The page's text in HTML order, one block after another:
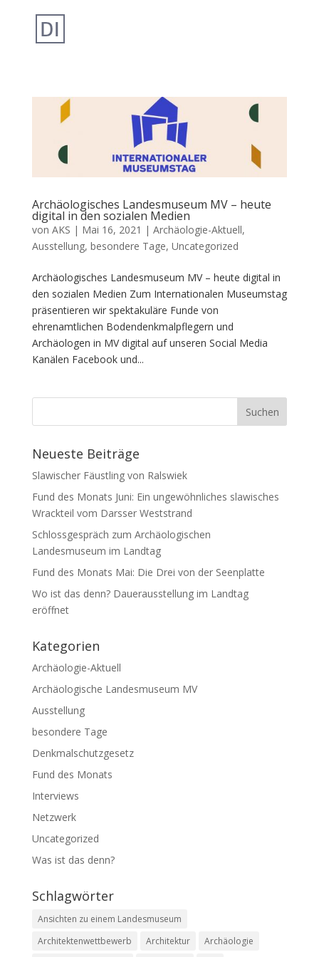
Archäologisches Landesmuseum MV – heute
digital in den sozialen Medien
von AKS | Mai 16, 2021 | Archäologie-Aktuell,
Ausstellung, besondere Tage, Uncategorized
Archäologisches Landesmuseum MV – heute digital in
den sozialen Medien Zum Internationalen Museumstag
präsentieren wir spektakuläre Funde von
ehrenamtlichen Bodendenkmalpflegern und
Archäologen in MV digital auf unseren Social Media
Kanälen Facebook und...
Neueste Beiträge
Slawischer Fäustling von Ralswiek
Fund des Monats Juni: Ein ungewöhnliches slawisches
Wrackteil vom Darsser Weststrand
Schlossgespräch zum Archäologischen
Landesmuseum im Landtag
Fund des Monats Mai: Die Drei von der Seenplatte
Wo ist das denn? Dauerausstellung im Landtag
eröffnet
Kategorien
Archäologie-Aktuell
Archäologische Landesmuseum MV
Ausstellung
besondere Tage
Denkmalschutzgesetz
Fund des Monats
Interviews
Netzwerk
Uncategorized
Was ist das denn?
Schlagwörter
Ansichten zu einem Landesmuseum
Architektenwettbewerb
Architektur
Archäologie